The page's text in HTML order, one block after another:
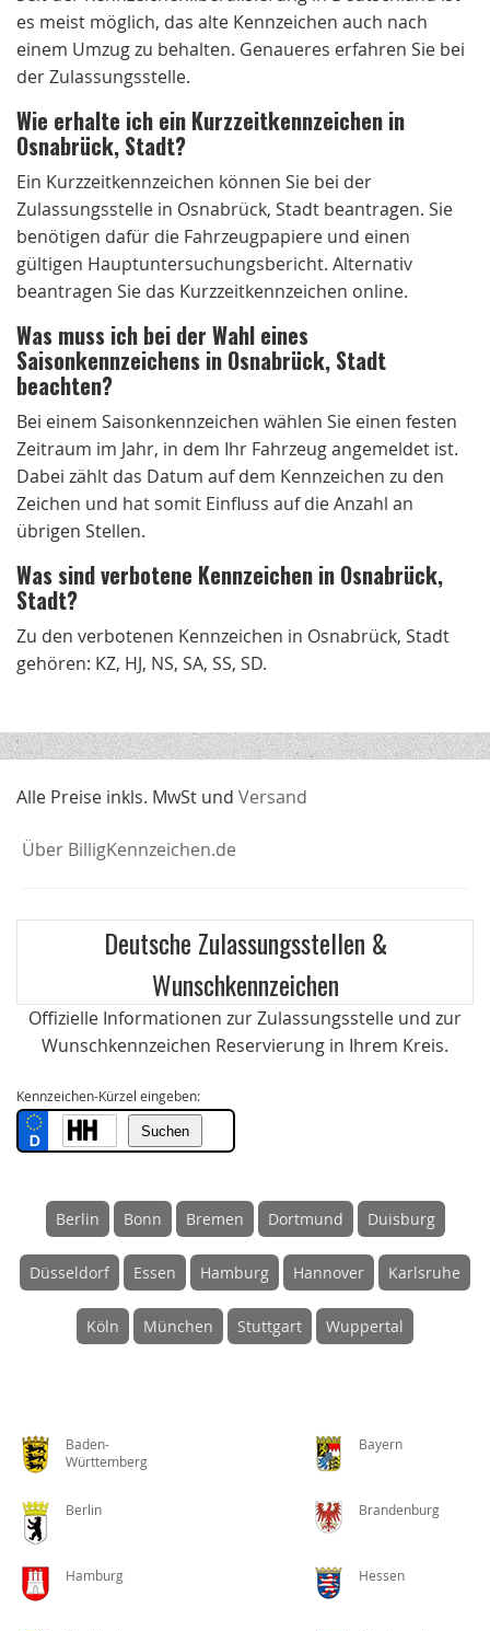
es meist möglich, das alte Kennzeichen auch nach
einem Umzug zu behalten. Genaueres erfahren Sie bei
der Zulassungsstelle.
Wie erhalte ich ein Kurzzeitkennzeichen in
Osnabrück, Stadt?
Ein Kurzzeitkennzeichen können Sie bei der
Zulassungsstelle in Osnabrück, Stadt beantragen. Sie
benötigen dafür die Fahrzeugpapiere und einen
gültigen Hauptuntersuchungsbericht. Alternativ
beantragen Sie das Kurzzeitkennzeichen online.
Was muss ich bei der Wahl eines
Saisonkennzeichens in Osnabrück, Stadt
beachten?
Bei einem Saisonkennzeichen wählen Sie einen festen
Zeitraum im Jahr, in dem Ihr Fahrzeug angemeldet ist.
Dabei zählt das Datum auf dem Kennzeichen zu den
Zeichen und hat somit Einfluss auf die Anzahl an
übrigen Stellen.
Was sind verbotene Kennzeichen in Osnabrück,
Stadt?
Zu den verbotenen Kennzeichen in Osnabrück, Stadt
gehören: KZ, HJ, NS, SA, SS, SD.
Alle Preise inkls. MwSt und Versand
Über BilligKennzeichen.de
Deutsche Zulassungsstellen &
Wunschkennzeichen
Offizielle Informationen zur Zulassungsstelle und zur
Wunschkennzeichen Reservierung in Ihrem Kreis.
Kennzeichen-Kürzel eingeben:
Berlin Bonn Bremen Dortmund Duisburg
Düsseldorf Essen Hamburg Hannover Karlsruhe
Köln München Stuttgart Wuppertal
Baden-
Württemberg
Bayern
Berlin Brandenburg
Hamburg Hessen